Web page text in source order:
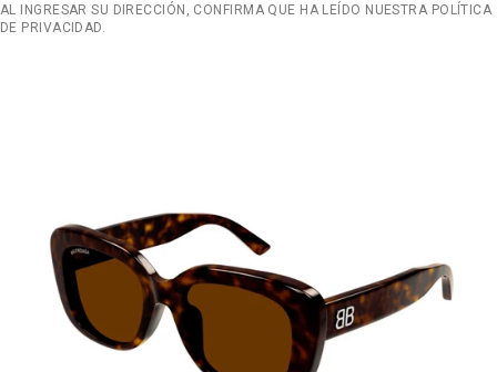
AL INGRESAR SU DIRECCIÓN, CONFIRMA QUE HA LEÍDO NUESTRA POLÍTICA
DE PRIVACIDAD.